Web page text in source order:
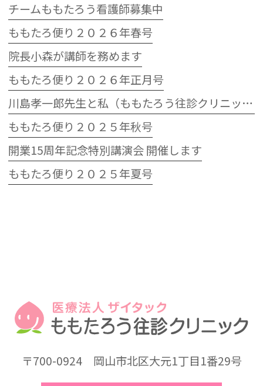
チームももたろう看護師募集中
ももたろ便り２０２６年春号
院長小森が講師を務めます
ももたろ便り２０２６年正月号
川島孝一郎先生と私（ももたろう往診クリニック開院15周年記念特別講演会）
ももたろ便り２０２５年秋号
開業15周年記念特別講演会 開催します
ももたろ便り２０２５年夏号
〒700-0924岡山市北区大元1丁目1番29号